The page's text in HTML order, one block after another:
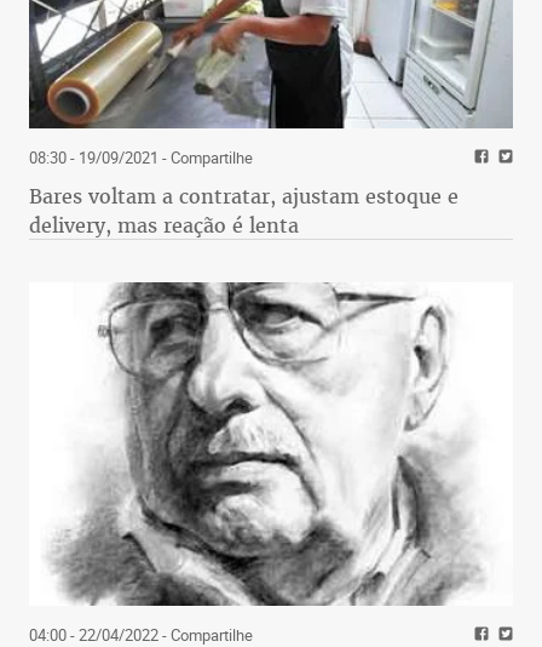
08:30 - 19/09/2021 - Compartilhe
Bares voltam a contratar, ajustam estoque e
delivery, mas reação é lenta
04:00 - 22/04/2022- Compartilhe